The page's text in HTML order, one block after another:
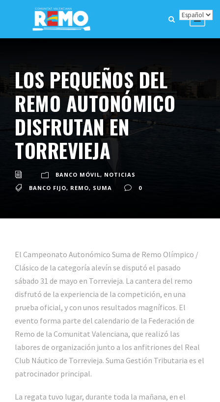
LOS PEQUEÑOS DEL
REMO AUTONÓMICO
DISFRUTAN EN
TORREVIEJA
BANCO MÓVIL, NOTICIAS
BANCO FIJO, REMO, SUMA 0
El Campeonato Autonómico Suma de Remo Olímpico /
Clásico de la categoría alevín se disputó el pasado
sábado 31 de mayo en Torrevieja. La cantera del remo
disfrutó de la experiencia de la competición, en una
prueba oficial, y con unos resultados magníficos. El
evento forma parte del calendario de la Federación de
Remo de la Comunitat Valenciana, que realizó las
labores de organización junto a los anfitriones del Real
Club Náutico de Torrevieja. Suma Gestión Tributaria es el
patrocinador principal.
La regata tuvo lugar, durante toda la mañana, en el